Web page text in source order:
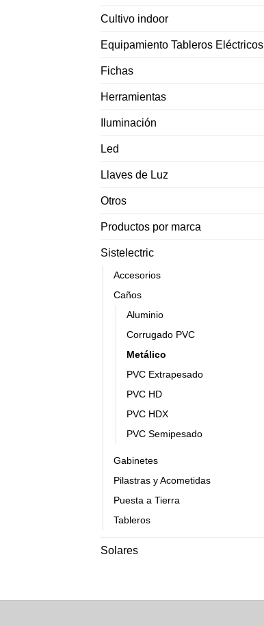
Cultivo indoor
Equipamiento Tableros Eléctricos
Fichas
Herramientas
Iluminación
Led
Llaves de Luz
Otros
Productos por marca
Sistelectric
Accesorios
Caños
Aluminio
Corrugado PVC
Metálico
PVC Extrapesado
PVC HD
PVC HDX
PVC Semipesado
Gabinetes
Pilastras y Acometidas
Puesta a Tierra
Tableros
Solares